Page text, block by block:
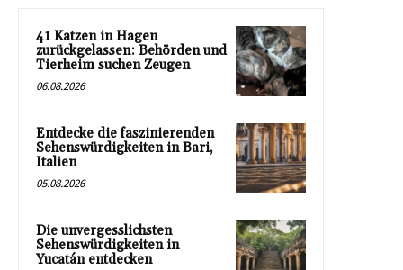
41 Katzen in Hagen
zurückgelassen: Behörden und
Tierheim suchen Zeugen
06.08.2026
Entdecke die faszinierenden
Sehenswürdigkeiten in Bari,
Italien
05.08.2026
Die unvergesslichsten
Sehenswürdigkeiten in
Yucatán entdecken